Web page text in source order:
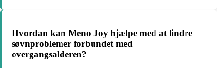
Hvordan kan Meno Joy hjælpe med at lindre
søvnproblemer forbundet med
overgangsalderen?